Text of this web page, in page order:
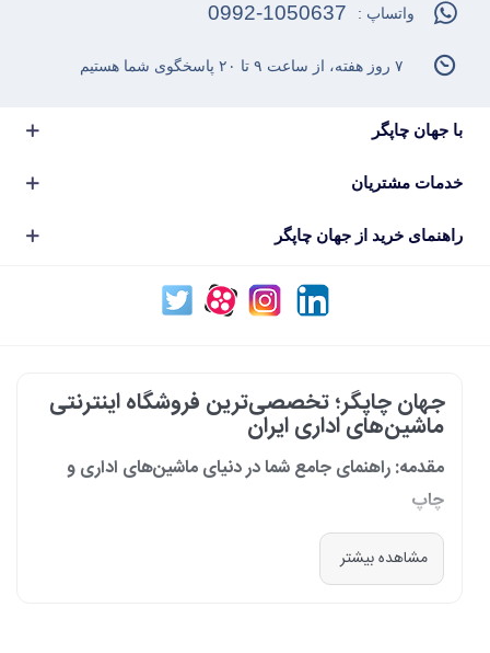
با جهان چاپگر
خدمات مشتریان
راهنمای خرید از جهان چاپگر
واتساپ : 0992-1050637
۷ روز هفته، از ساعت ۹ تا ۲۰ پاسخگوی شما هستیم
جهان چاپگر؛ تخصصی‌ترین فروشگاه اینترنتی
ماشین‌های اداری ایران
مقدمه: راهنمای جامع شما در دنیای ماشین‌های اداری و
چاپ
در دنیای پرشتاب امروز که کسب‌وکارها و سازمان‌ها برای افزایش بهره‌وری خود به
فناوری‌های نوین وابسته‌اند، دسترسی به ابزارهای کارآمد و قابل اعتماد یک
مشاهده بیشتر